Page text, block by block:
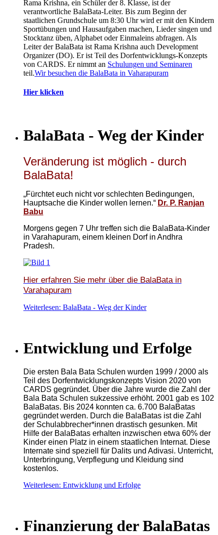
Rama Krishna, ein Schüler der 8. Klasse, ist der
verantwortliche BalaBata-Leiter. Bis zum Beginn der
staatlichen Grundschule um 8:30 Uhr wird er mit den Kindern
Sportübungen und Hausaufgaben machen, Lieder singen und
Stocktanz üben, Alphabet oder Einmaleins abfragen. Als
Leiter der BalaBata ist Rama Krishna auch Development
Organizer (DO). Er ist Teil des Dorfentwicklungs-Konzepts
von CARDS. Er nimmt an Schulungen und Seminaren
teil.Wir besuchen die BalaBata in Vaharapuram
Hier klicken
BalaBata - Weg der Kinder
Veränderung ist möglich - durch
BalaBata!
„Fürchtet euch nicht vor schlechten Bedingungen,
Hauptsache die Kinder wollen lernen.“ Dr. P. Ranjan
Babu
Morgens gegen 7 Uhr treffen sich die BalaBata-Kinder
in Varahapuram, einem kleinen Dorf in Andhra
Pradesh.
Hier erfahren Sie mehr über die BalaBata in
Varahapuram
Weiterlesen: BalaBata - Weg der Kinder
Entwicklung und Erfolge
Die ersten Bala Bata Schulen wurden 1999 / 2000 als
Teil des Dorfentwicklungskonzepts Vision 2020 von
CARDS gegründet. Über die Jahre wurde die Zahl der
Bala Bata Schulen sukzessive erhöht. 2001 gab es 102
BalaBatas. Bis 2024 konnten ca. 6.700 BalaBatas
gegründet werden. Durch die BalaBatas ist die Zahl
der Schulabbrecher*innen drastisch gesunken. Mit
Hilfe der BalaBatas erhalten inzwischen etwa 60% der
Kinder einen Platz in einem staatlichen Internat. Diese
Internate sind speziell für Dalits und Adivasi. Unterricht,
Unterbringung, Verpflegung und Kleidung sind
kostenlos.
Weiterlesen: Entwicklung und Erfolge
Finanzierung der BalaBatas